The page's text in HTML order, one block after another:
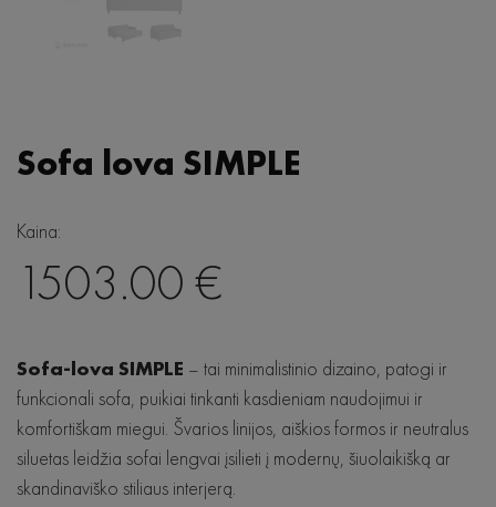
Lola
Saari
Scandi
Wave
Japandi
Linea
Woodcraft
Bellagio
Hjort Knudsen
LIND DNA
Baltic Furniture
SITS
Sofos
Sofos lovos
Sofa lova SIMPLE
Kaina:
1503.00 €
Sofa-lova SIMPLE – tai minimalistinio dizaino, patogi ir
funkcionali sofa, puikiai tinkanti kasdieniam naudojimui ir
komfortiškam miegui. Švarios linijos, aiškios formos ir neutralus
siluetas leidžia sofai lengvai įsilieti į modernų, šiuolaikišką ar
skandinaviško stiliaus interjerą.